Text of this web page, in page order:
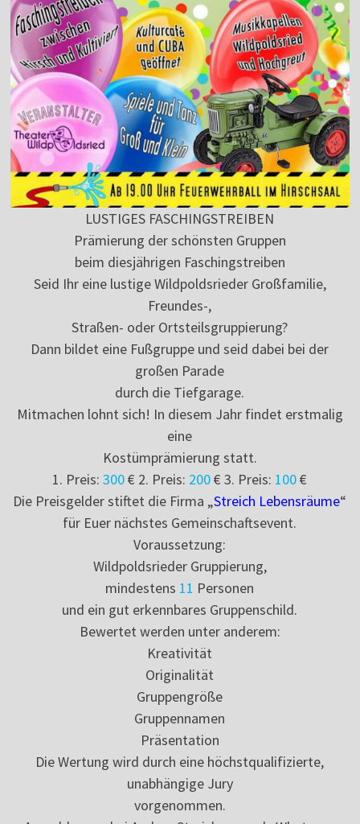
LUSTIGES FASCHINGSTREIBEN
Prämierung der schönsten Gruppen
beim diesjährigen Faschingstreiben
Seid Ihr eine lustige Wildpoldsrieder Großfamilie,
Freundes-,
Straßen- oder Ortsteilsgruppierung?
Dann bildet eine Fußgruppe und seid dabei bei der
großen Parade
durch die Tiefgarage.
Mitmachen lohnt sich! In diesem Jahr findet erstmalig
eine
Kostümprämierung statt.
1. Preis:300€ 2. Preis: 200€ 3. Preis: 100€
Die Preisgelder stiftet die Firma „Streich Lebensräume“
für Euer nächstes Gemeinschaftsevent.
Voraussetzung:
Wildpoldsrieder Gruppierung,
mindestens 11 Personen
und ein gut erkennbares Gruppenschild.
Bewertet werden unter anderem:
Kreativität
Originalität
Gruppengröße
Gruppennamen
Präsentation
Die Wertung wird durch eine höchstqualifizierte,
unabhängige Jury
vorgenommen.